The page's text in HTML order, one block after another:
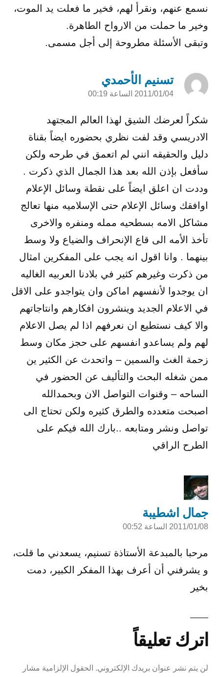
نسمع عنهم، ونقرأ لهم، فخير ما فعلت يد الموت،
وخير ما حملت من الارواح الطاهرة.
وتبقى الأسئلة مطروحة إلى أجل مسمى.
تسنيم الأحمدي
قال:
2011/01/04 الساعة 00:19
شكراً لعرضك الشيق لهذا العالم المجتهد
الادريسي وقد لفت نظري بحضوره ايضاً بقناة
دليل والحقيقه انني لم اتعمق في طرحه ولكن
سأفعل بإذن الله بعد هذا الجمال الذي ذكرت .
وددت ان اعلق ايضاً على نقطة وسائل الإعلام
اوافقك وسائل الإعلام حتى الإسلاميه منها تعالج
مشاكل الامه بسطحيه ممله ومنفره والاخرى
تأخذ الأمه الى قاع الإنحراف والضياع ولا وسط
بينهما . وانا اقول انه يجب على المفكرين امثال
من ذكرت وغيرهم كثير في بلادنا العربيه الغاليه
ان يوجدوا لأنفسهم اماكن وان يتواجدو على الاقل
في الاعلام الجديد وينشرون افكارهم وانتاجاتهم
والا كيف نستطيع ان نعرفهم اذا لم يصل الاعلام
لهم ولم يساعدو انفسهم على حجز مكان وسط
زحمة الغث والسمين – واتحدث عن الكثير ين
ممن شغله البحث والتأليف عن الحضور في
الساحه – وقنوات التواصل الان وبحمدالله
اصبحت متعدده والطرق كثيره ولكن تحتاج الى
تواصل ونشر ومتابعه ..بارك الله فيكم على
الطرح الراقي
جمال اشطيبة
قال:
2011/01/08 الساعة 00:52
مرحبا بالمبدعة الأستاذة تسنيم، يسعدني ما قلت،
و يشرفني أن أعرف بهذا المفكر الكبير، دمت
بخير
اترك تعليقاً
لن يتم نشر عنوان بريدك الإلكتروني. الحقول الإلزامية مشار